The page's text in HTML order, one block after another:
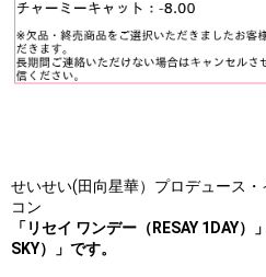
せいせい(田向星華）プロデュース
コン
「リセイ ワンデー（RESAY 1DAY）
SKY）」です。